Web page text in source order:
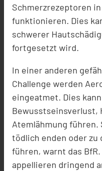
Schmerzrezeptoren
funktionieren. Dies
schwerer
fortgesetzt wird.
In einer anderen
Challenge werden
eingeatmet. Dies
Bewusstseinsverlust,
Atemlähmung führen.
tödlich enden oder zu
führen, warnt das
appellieren dringend